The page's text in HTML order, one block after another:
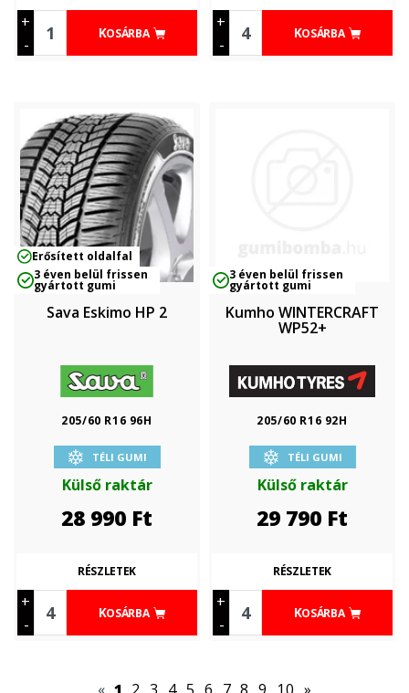
+
-
KOSÁRBA
+
-
KOSÁRBA
Erősített oldalfal
3 éven belül frissen
gyártott gumi
Sava Eskimo HP 2
205/60 R16 96H
TÉLI GUMI
Külső raktár
28 990 Ft
+
-
KOSÁRBA
RÉSZLETEK
3 éven belül frissen
gyártott gumi
Kumho WINTERCRAFT
WP52+
205/60 R16 92H
TÉLI GUMI
Külső raktár
29 790 Ft
+
-
KOSÁRBA
RÉSZLETEK